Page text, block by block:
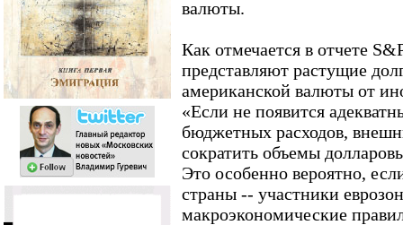
валюты.
Как отмечается в отчете
представляют растущие
американской валюты от
«Если не появится
бюджетных расходов,
сократить объемы
Это особенно вероятно,
страны -- участники
макроэкономические